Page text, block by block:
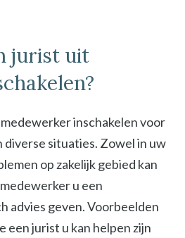
jurist uit
inschakelen voor
diverse situaties. Zowel in uw
op zakelijk gebied kan
u een
advies geven. Voorbeelden
een jurist u kan helpen zijn